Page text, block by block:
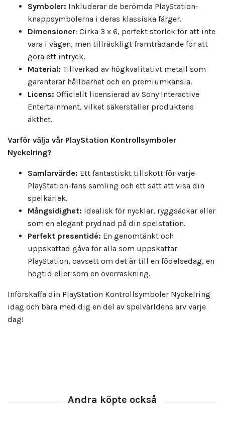
Symboler: Inkluderar de berömda PlayStation-
knappsymbolerna i deras klassiska färger.
Dimensioner: Cirka 3 x 6, perfekt storlek för att inte
vara i vägen, men tillräckligt framträdande för att
göra ett intryck.
Material: Tillverkad av högkvalitativt metall som
garanterar hållbarhet och en premiumkänsla.
Licens: Officiellt licensierad av Sony Interactive
Entertainment, vilket säkerställer produktens
äkthet.
Varför välja vår PlayStation Kontrollsymboler
Nyckelring?
Samlarvärde: Ett fantastiskt tillskott för varje
PlayStation-fans samling och ett sätt att visa din
spelkärlek.
Mångsidighet: Idealisk för nycklar, ryggsäckar eller
som en elegant prydnad på din spelstation.
Perfekt presentidé: En genomtänkt och
uppskattad gåva för alla som uppskattar
PlayStation, oavsett om det är till en födelsedag, en
högtid eller som en överraskning.
Införskaffa din PlayStation Kontrollsymboler Nyckelring
idag och bära med dig en del av spelvärldens arv varje
dag!